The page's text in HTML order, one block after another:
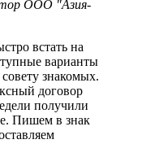
ООО "Азия-
встать на
варианты
знакомых.
договор
получили
Пишем в знак